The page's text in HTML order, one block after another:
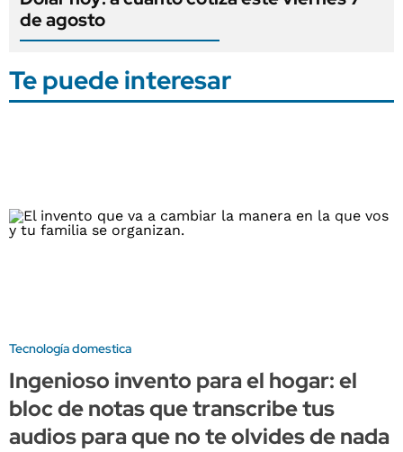
de agosto
Te puede interesar
Tecnología domestica
Ingenioso invento para el hogar: el
bloc de notas que transcribe tus
audios para que no te olvides de nada